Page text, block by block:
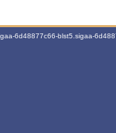
6d48877c66-blst5.sigaa-